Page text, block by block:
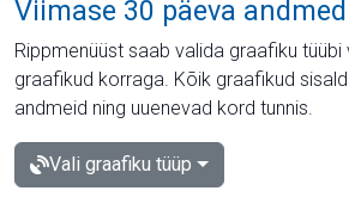
Viimase 30 päeva andmed
Rippmenüüst saab valida graafiku
graafikud korraga. Kõik graafikud
andmeid ning uuenevad kord tunnis.
Vali graafiku tüüp